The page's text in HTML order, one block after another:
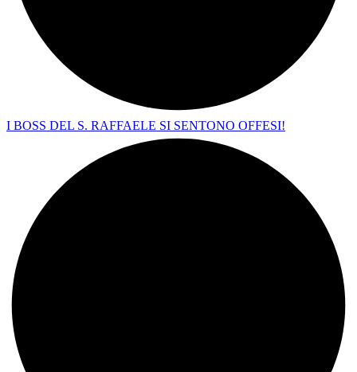
I BOSS DEL S. RAFFAELE SI SENTONO OFFESI!